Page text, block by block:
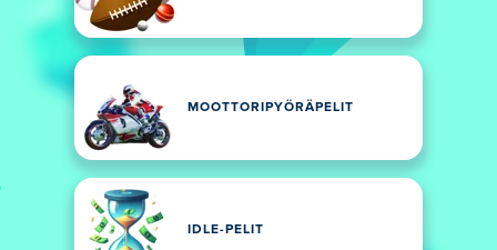
MOOTTORIPYÖRÄPELIT
IDLE-PELIT